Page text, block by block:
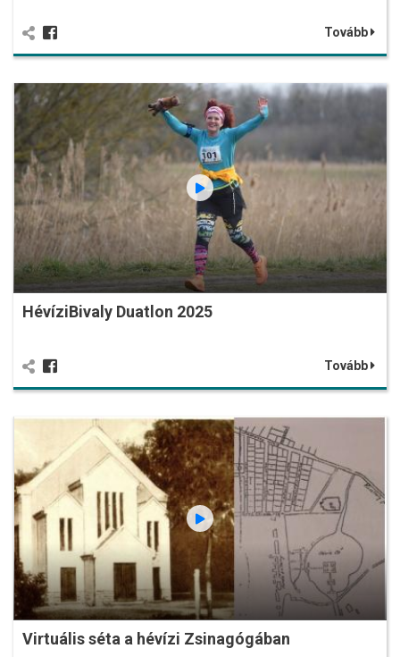
Tovább
HévíziBivaly Duatlon 2025
Tovább
Virtuális séta a hévízi Zsinagógában